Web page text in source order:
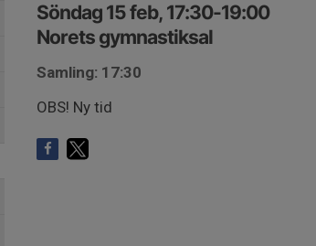
Söndag 15 feb, 17:30-19:00
Norets gymnastiksal
Samling: 17:30
OBS! Ny tid